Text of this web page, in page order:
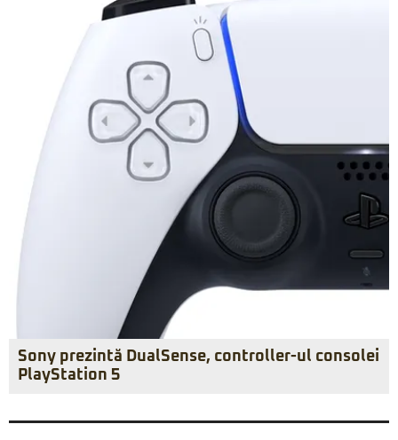
Sony prezintă DualSense, controller-ul consolei
PlayStation 5